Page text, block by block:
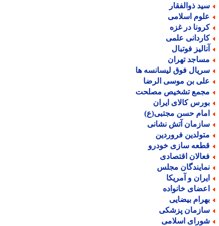
ذوالفقار
اسلامی
در غزه
علمی
فوتبال
تهران
فوق لیسانسه ها
بن موسی الرضا
تشخیص مصلحت
کالای ایران
حسن مجتبی(ع)
آتش نشانی
فروردین
سازی خودرو
اقتصادی
مجلس
و آمریکا
خانواده
بیضایی
پزشکی
اسلامی